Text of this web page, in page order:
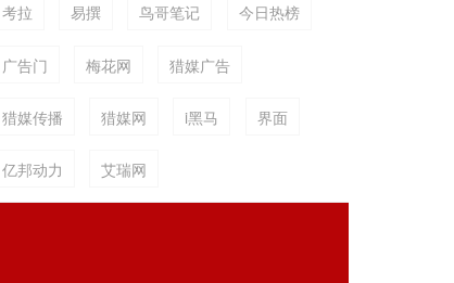
考拉 易撰 鸟哥笔记 今日热榜
广告门 梅花网 猎媒广告
猎媒传播 猎媒网 i黑马 界面
亿邦动力 艾瑞网